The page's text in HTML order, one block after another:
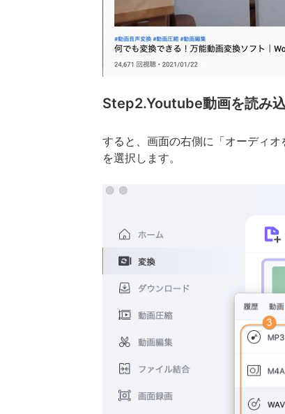
Step2.Youtube動画を読み
すると、画面の右側に「オーディ
を選択します。